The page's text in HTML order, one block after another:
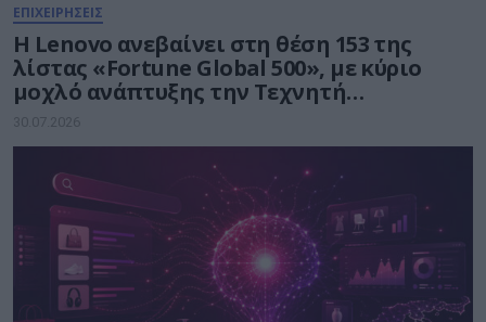
ΕΠΙΧΕΙΡΗΣΕΙΣ
Η Lenovo ανεβαίνει στη θέση 153 της
λίστας «Fortune Global 500», με κύριο
μοχλό ανάπτυξης την Τεχνητή
Νοημοσύνη
30.07.2026